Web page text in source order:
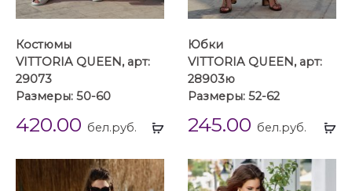
Выбрать
Костюмы
VITTORIA QUEEN, арт:
29073
Размеры: 50-60
420.00 бел.руб.
Юбки
VITTORIA QUEEN, арт:
28903ю
Размеры: 52-62
245.00 бел.руб.